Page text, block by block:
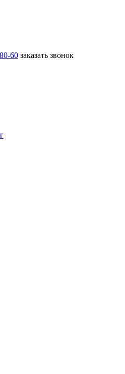
60 заказать звонок